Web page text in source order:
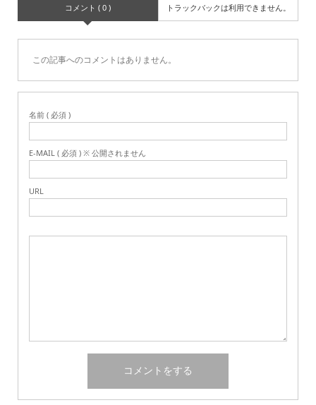
コメント ( 0 ) トラックバックは利用できません。
この記事へのコメントはありません。
名前 ( 必須 )
E-MAIL ( 必須 ) ※ 公開されません
URL